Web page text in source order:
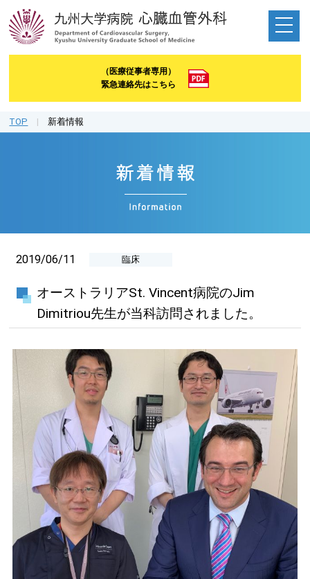
（医療従事者専用）
緊急連絡先はこちら
TOP | 新着情報
2019/06/11 臨床
オーストラリアSt. Vincent病院のJim
Dimitriou先生が当科訪問されました。